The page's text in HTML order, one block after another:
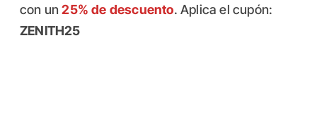
con un25% de descuento. Aplica el cupón:
ZENITH25